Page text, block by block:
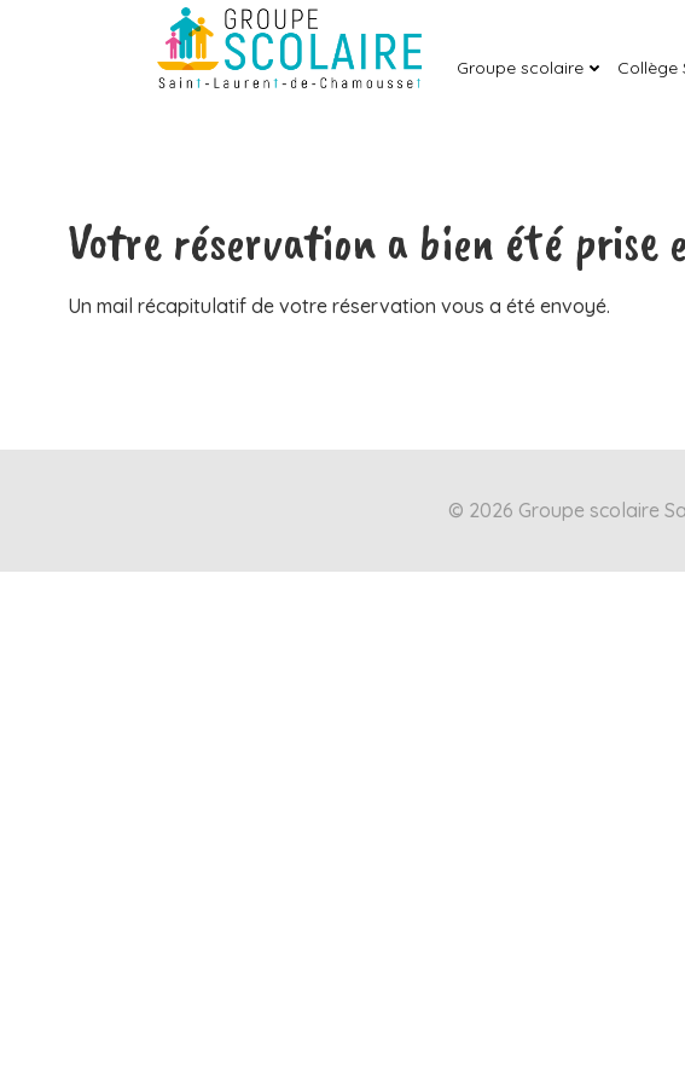
Groupe scolaire Collège
Votre réservation a bien été prise
Un mail récapitulatif de votre réservation vous a été envoyé.
© 2026 Groupe scolaire